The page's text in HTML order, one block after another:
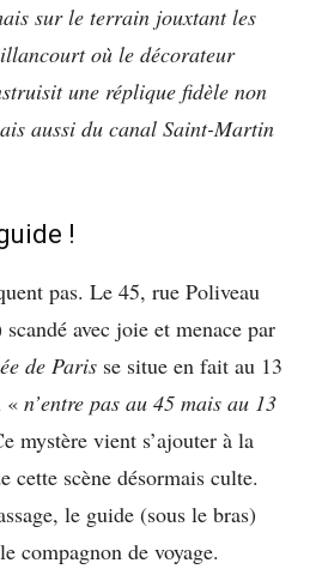
sur le terrain jouxtant les
où le décorateur
une réplique fidèle non
aussi du canal Saint-Martin
!
pas. Le 45, rue Poliveau
avec joie et menace par
de Paris se situe en fait au 13
« n’entre pas au 45 mais au 13
mystère vient s’ajouter à la
cette scène désormais culte.
le guide (sous le bras)
compagnon de voyage.